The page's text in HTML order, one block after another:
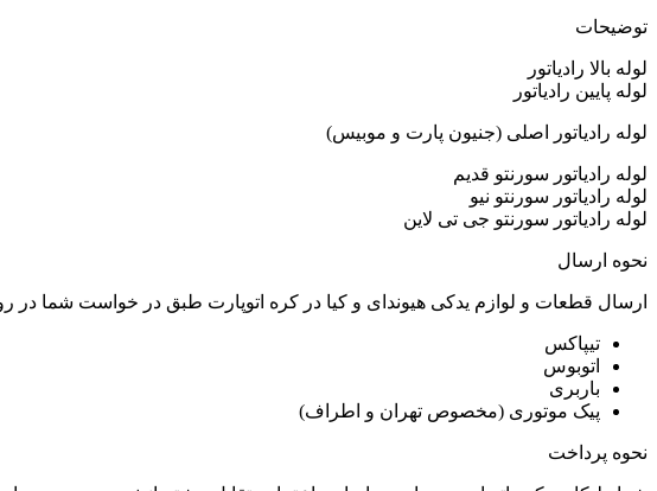
توضیحات
لوله بالا رادیاتور
لوله پایین رادیاتور
لوله رادیاتور اصلی (جنیون پارت و موبیس)
لوله رادیاتور سورنتو قدیم
لوله رادیاتور سورنتو نیو
لوله رادیاتور سورنتو جی تی لاین
نحوه ارسال
ارسال قطعات و لوازم یدکی هیوندای و کیا در کره اتوپارت طبق در خواست شما
تیپاکس
اتوبوس
باربری
پیک موتوری (مخصوص تهران و اطراف)
نحوه پرداخت